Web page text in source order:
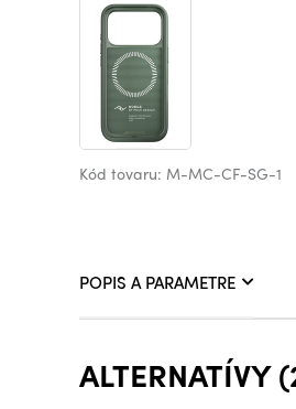
Kód tovaru: M-MC-CF-SG-1
POPIS A PARAMETRE
ALTERNATÍVY